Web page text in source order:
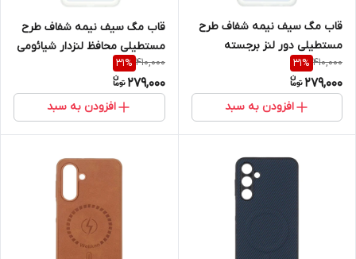
قاب مگ سیف نیمه شفاف طرح
مستطیلی دور لنز برجسته
Galaxy A12 / M12 / F12
410,000
31%
279,000
افزودن به سبد
قاب مگ سیف نیمه شفاف طرح
مستطیلی محافظ لنزدار شیائومی
مدل Xiaomi Redmi Note 12 4G
410,000
31%
279,000
افزودن به سبد